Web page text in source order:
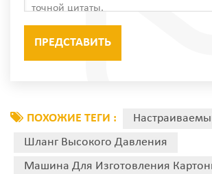
ПОХОЖИЕ ТЕГИ :
Шланг Высокого Давления
Машина Для Изготовления